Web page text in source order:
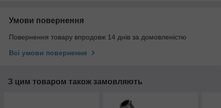
Умови повернення
Повернення товару впродовж 14 днів за домовленістю
Всі умови повернення
З цим товаром також замовляють